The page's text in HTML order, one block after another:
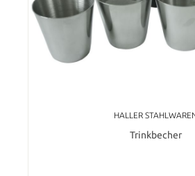
HALLER
Trinkbecher